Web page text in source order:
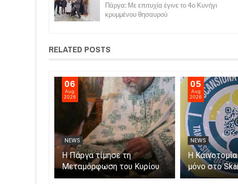
Πάργα: Με επιτυχία έγινε το 4ο Κυνήγι
κρυμμένου θησαυρού
RELATED POSTS
06
Aug
2026
NEWS
Η Πάργα τίμησε τη
Μεταμόρφωση του Κυρίου
05
Aug
2026
NEWS
Η
μόνο στο
Parga